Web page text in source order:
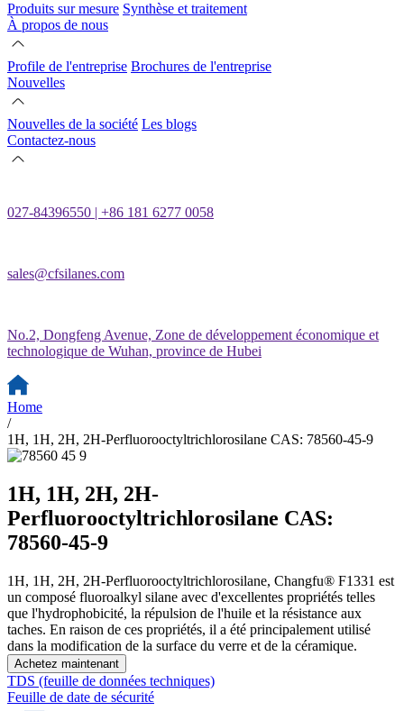
Produits sur mesure Synthèse et traitement
À propos de nous
Profile de l'entreprise Brochures de l'entreprise
Nouvelles
Nouvelles de la société Les blogs
Contactez-nous
027-84396550 | +86 181 6277 0058
sales@cfsilanes.com
No.2, Dongfeng Avenue, Zone de développement économique et
technologique de Wuhan, province de Hubei
Home
/
1H, 1H, 2H, 2H-Perfluorooctyltrichlorosilane CAS: 78560-45-9
1H, 1H, 2H, 2H-
Perfluorooctyltrichlorosilane CAS:
78560-45-9
1H, 1H, 2H, 2H-Perfluorooctyltrichlorosilane, Changfu® F1331 est
un composé fluoroalkyl silane avec d'excellentes propriétés telles
que l'hydrophobicité, la répulsion de l'huile et la résistance aux
taches. En raison de ces propriétés, il a été principalement utilisé
dans la modification de la surface du verre et de la céramique.
Achetez maintenant
TDS (feuille de données techniques)
Feuille de date de sécurité